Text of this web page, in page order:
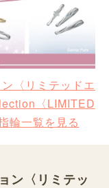
〈リミテッドエ
〈LIMITED
輪一覧を見る
ン〈リミテッ